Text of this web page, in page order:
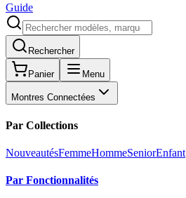
Guide
Rechercher
Panier Menu
Montres Connectées
Par Collections
NouveautésFemmeHommeSeniorEnfant
Par Fonctionnalités